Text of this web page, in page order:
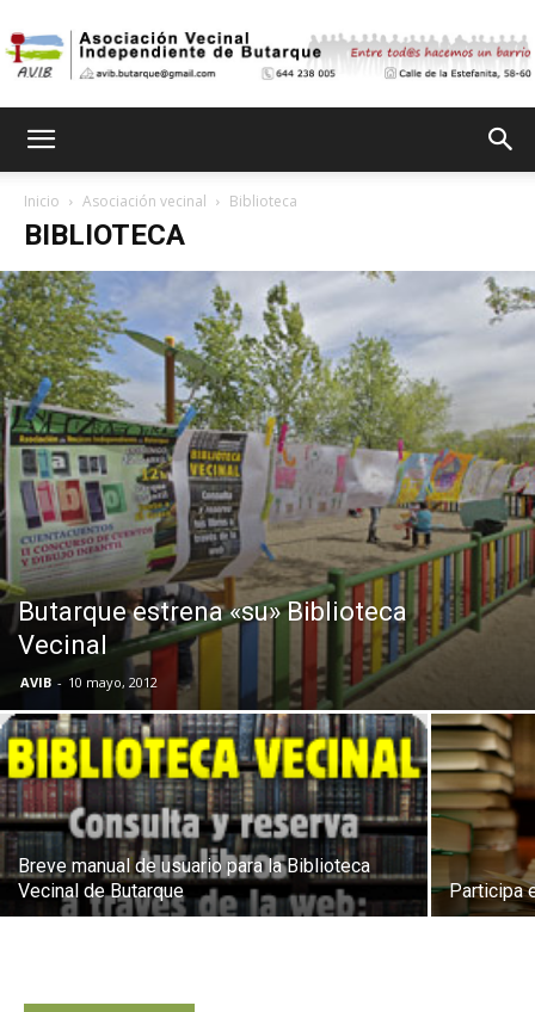
Independiente
de
Butarque
Inicio Asociación vecinal Biblioteca
BIBLIOTECA
Butarque estrena «su» Biblioteca
Vecinal
AVIB - 10 mayo, 2012
Breve manual de usuario para la Biblioteca
Vecinal de Butarque
Participa